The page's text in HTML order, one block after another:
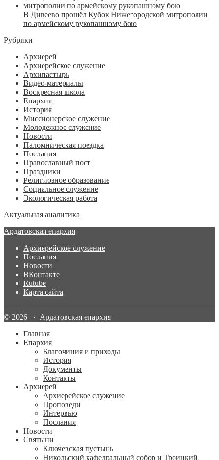
В Дивеево прошёл Кубок Нижегородской митрополии
по армейскому рукопашному бою
Рубрики
Архиерей
Архиерейское служение
Архипастырь
Видео-материалы
Воскресная школа
Епархия
История
Миссионерское служение
Молодежное служение
Новости
Паломническая поездка
Послания
Православный пост
Праздники
Религиозное образование
Социальное служение
Экологическая работа
Актуальная аналитика
Ардатовская епархия
Архиерейское служение
Послания
Новости
ВКонтакте
Rutube
Карта сайта
© 2026 · Ардатовская епархия
Главная
Епархия
Благочиния и приходы
История
Документы
Контакты
Архиерей
Архиерейское служение
Проповеди
Интервью
Послания
Новости
Святыни
Ключевская пустынь
Никольский кафедральный собор и Троицкий